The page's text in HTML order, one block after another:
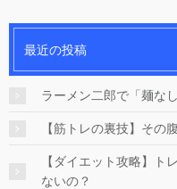
最近の投稿
ラーメン二郎で「麺な
【筋トレの裏技】その
【ダイエット攻略】ト
ないの？